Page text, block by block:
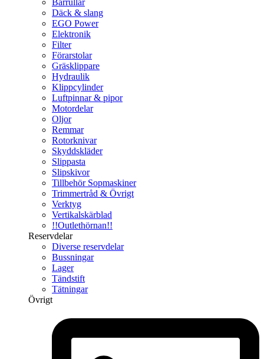
Bärrullar
Däck & slang
EGO Power
Elektronik
Filter
Förarstolar
Gräsklippare
Hydraulik
Klippcylinder
Luftpinnar & pipor
Motordelar
Oljor
Remmar
Rotorknivar
Skyddskläder
Slippasta
Slipskivor
Tillbehör Sopmaskiner
Trimmertråd & Övrigt
Verktyg
Vertikalskärblad
!!Outlethörnan!!
Reservdelar
Diverse reservdelar
Bussningar
Lager
Tändstift
Tätningar
Övrigt